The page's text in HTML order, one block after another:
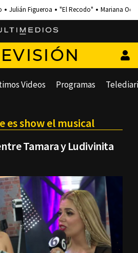
Julián Figueroa "El Recodo" Mariana
Videos Programas
es show el musical
Tamara y Ludivinita